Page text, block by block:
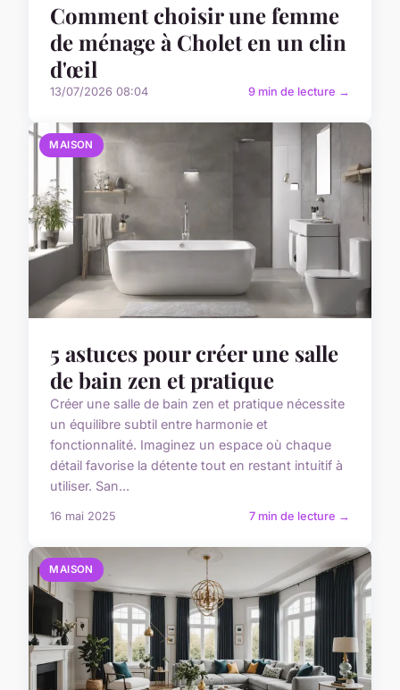
Comment choisir une femme
de ménage à Cholet en un clin
d'œil
13/07/2026 08:04 9 min de lecture →
MAISON
5 astuces pour créer une salle
de bain zen et pratique
Créer une salle de bain zen et pratique nécessite
un équilibre subtil entre harmonie et
fonctionnalité. Imaginez un espace où chaque
détail favorise la détente tout en restant intuitif à
utiliser. San...
16 mai 2025 7 min de lecture →
MAISON